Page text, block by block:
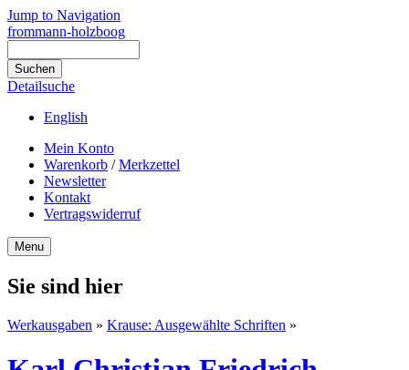
Jump to Navigation
frommann-holzboog
Detailsuche
English
Mein Konto
Warenkorb /Merkzettel
Newsletter
Kontakt
Vertragswiderruf
Menu
Sie sind hier
Werkausgaben » Krause: Ausgewählte Schriften »